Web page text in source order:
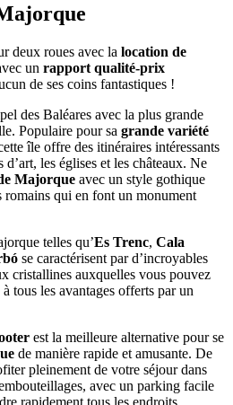
deux roues avec la location de
un rapport qualité-prix
de ses coins fantastiques !
des Baléares avec la plus grande
Populaire pour sa grande variété
île offre des itinéraires intéressants
d’art, les églises et les châteaux. Ne
Majorque avec un style gothique
romains qui en font un monument
telles qu’Es Trenc, Cala
se caractérisent par d’incroyables
cristallines auxquelles vous pouvez
tous les avantages offerts par un
est la meilleure alternative pour se
de manière rapide et amusante. De
pleinement de votre séjour dans
avec un parking facile
rapidement tous les endroits